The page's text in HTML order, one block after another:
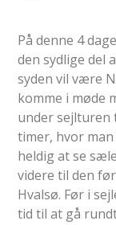
På denne 4
den sydlige del
syden vil være
komme i møde
under sejlturen
timer, hvor
heldig at se
videre til den
Hvalsø. Før i
tid til at gå